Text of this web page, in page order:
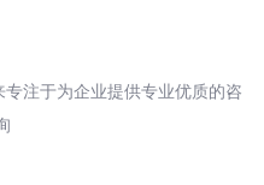
注于为企业提供专业优质的咨